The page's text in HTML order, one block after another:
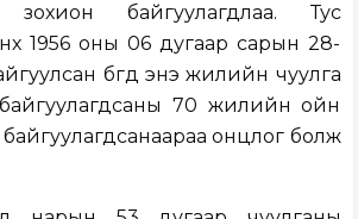
байгуулагдлаа. Тус
1956 оны 06 дугаар сарын 28-
бөгөөд энэ жилийн чуулга
70 жилийн ойн
онцлог болж